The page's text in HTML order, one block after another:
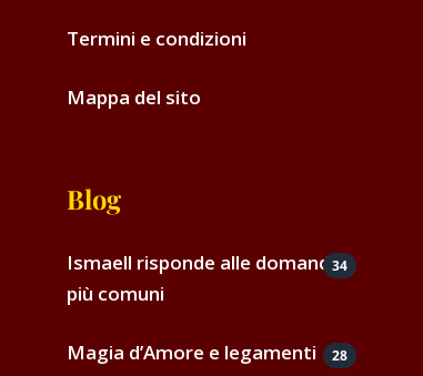
Termini e condizioni
Mappa del sito
Blog
Ismaell risponde alle domande
più comuni
34
Magia d’Amore e legamenti 28